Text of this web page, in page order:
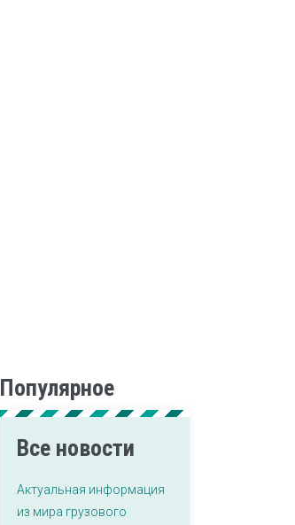
Популярное
Все новости
Актуальная информация
из мира грузового